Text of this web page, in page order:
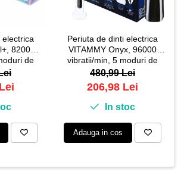
electrica
82000
de
Alb
Periuta de dinti electrica
VITAMMY Onyx, 96000
vibratii/min, 5 moduri de
periaj
480,99 Lei
206,98 Lei
In stoc
Adauga in cos